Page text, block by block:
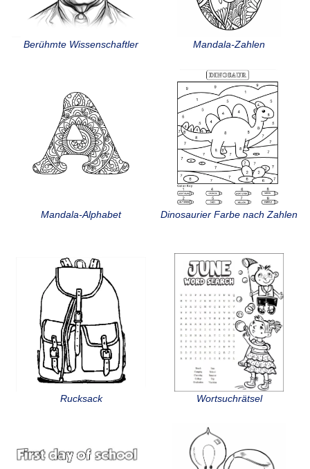
Berühmte Wissenschaftler Mandala-Zahlen
Mandala-Alphabet Dinosaurier Farbe nach Zahlen
Rucksack Wortsuchrätsel